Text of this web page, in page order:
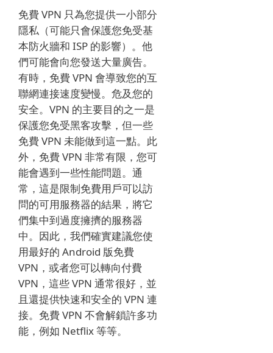
免費 VPN 只為您提供一小部分
隱私（可能只會保護您免受基
本防火牆和 ISP 的影響）。 他
們可能會向您發送大量廣告。
有時，免費 VPN 會導致您的互
聯網連接速度變慢。 危及您的
安全。 VPN 的主要目的之一是
保護您免受黑客攻擊，但一些
免費 VPN 未能做到這一點。 此
外，免費 VPN 非常有限，您可
能會遇到一些性能問題。 通
常，這是限制免費用戶可以訪
問的可用服務器的結果，將它
們集中到過度擁擠的服務器
中。 因此，我們確實建議您使
用最好的 Android 版免費
VPN，或者您可以轉向付費
VPN，這些 VPN 通常很好，並
且還提供快速和安全的 VPN 連
接。 免費 VPN 不會解鎖許多功
能，例如 Netflix 等等。